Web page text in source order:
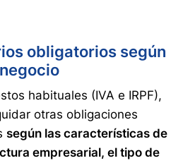
obligatorios según
habituales (IVA e IRPF),
otras obligaciones
según las características de
empresarial, el tipo de